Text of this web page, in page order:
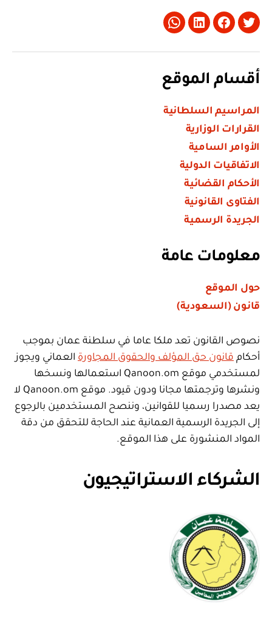
Twitter
Facebook
LinkedIn
Whatsapp
أقسام الموقع
المراسيم السلطانية
القرارات الوزارية
الأوامر السامية
الاتفاقيات الدولية
الأحكام القضائية
الفتاوى القانونية
الجريدة الرسمية
معلومات عامة
حول الموقع
قانون (السعودية)
نصوص القانون تعد ملكا عاما في سلطنة عمان بموجب
أحكام قانون حق المؤلف والحقوق المجاورة العماني ويجوز
لمستخدمي موقع Qanoon.om استعمالها ونسخها
ونشرها وترجمتها مجانا ودون قيود. موقع Qanoon.om لا
يعد مصدرا رسميا للقوانين، وننصح المستخدمين بالرجوع
إلى الجريدة الرسمية العمانية عند الحاجة للتحقق من دقة
المواد المنشورة على هذا الموقع.
الشركاء الاستراتيجيون